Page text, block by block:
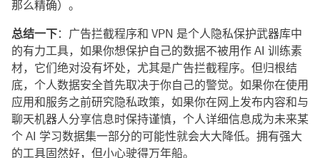
那么精确）。
总结一下：广告拦截程序和 VPN 是个人隐私保护武器库中
的有力工具，如果你想保护自己的数据不被用作 AI 训练素
材，它们绝对没有坏处，尤其是广告拦截程序。但归根结
底，个人数据安全首先取决于你自己的警觉。如果你在使用
应用和服务之前研究隐私政策，如果你在网上发布内容和与
聊天机器人分享信息时保持谨慎，个人详细信息成为未来某
个 AI 学习数据集一部分的可能性就会大大降低。拥有强大
的工具固然好，但小心驶得万年船。